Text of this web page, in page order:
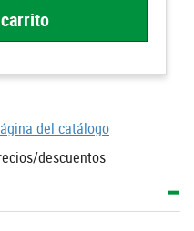
del catálogo
descuentos